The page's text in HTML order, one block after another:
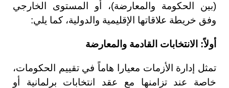
(بين الحكومة والمعارضة)، أو المستوى الخارجي
وفق خريطة علاقاتها الإقليمية والدولية، كما يلي:
أولاً: الانتخابات القادمة والمعارضة
تمثل إدارة الأزمات معيارا هاماً في تقييم الحكومات،
خاصة عند تزامنها مع عقد انتخابات برلمانية أو